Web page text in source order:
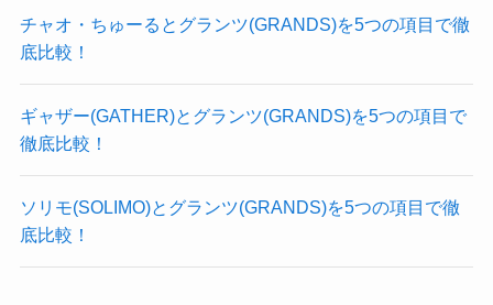
チャオ・ちゅーるとグランツ(GRANDS)を5つの項目で徹
底比較！
ギャザー(GATHER)とグランツ(GRANDS)を5つの項目で
徹底比較！
ソリモ(SOLIMO)とグランツ(GRANDS)を5つの項目で徹
底比較！